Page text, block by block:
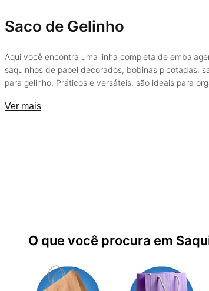
Saco de Gelinho
Aqui você encontra uma linha completa de
saquinhos de papel decorados, bobinas picotadas,
para gelinho. Práticos e versáteis, são ideais para
mais eficiência e um toque de cuidado em cada uso.
Ver mais
O que você procura em